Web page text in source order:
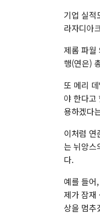
기업 실적
라자디아
제롬 파월
행(연은)
또 메리
야 한다고
용하겠다
이처럼 연
는 뉘앙스
다.
예를 들어
제가 잠재
상을 멈추